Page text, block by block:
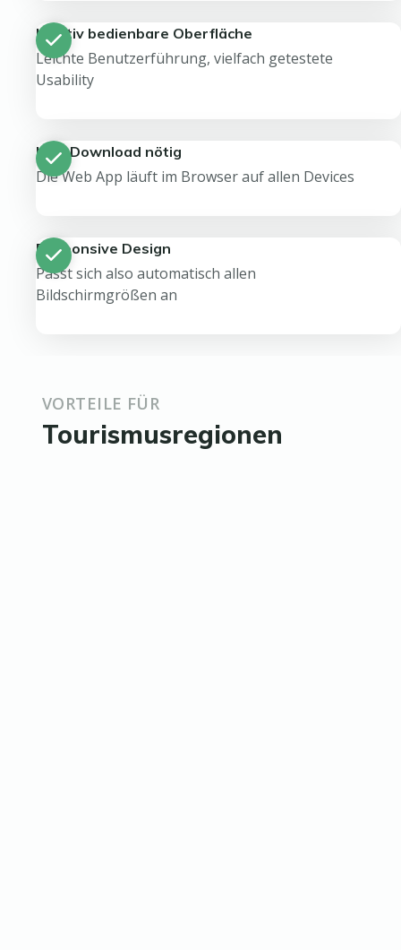
Intuitiv bedienbare Oberfläche
Leichte Benutzerführung, vielfach getestete
Usability
Kein Download nötig
Die Web App läuft im Browser auf allen Devices
Responsive Design
Passt sich also automatisch allen
Bildschirmgrößen an
VORTEILE FÜR
Tourismusregionen